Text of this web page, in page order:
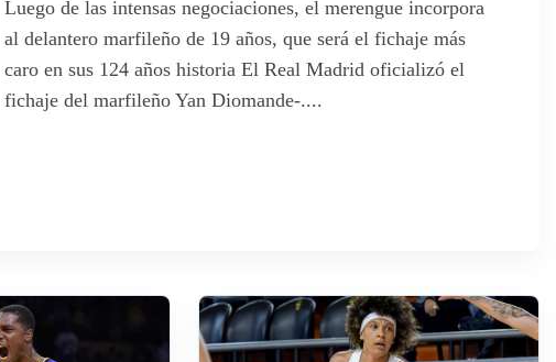
Luego de las intensas negociaciones, el merengue incorpora
al delantero marfileño de 19 años, que será el fichaje más
caro en sus 124 años historia El Real Madrid oficializó el
fichaje del marfileño Yan Diomande-....